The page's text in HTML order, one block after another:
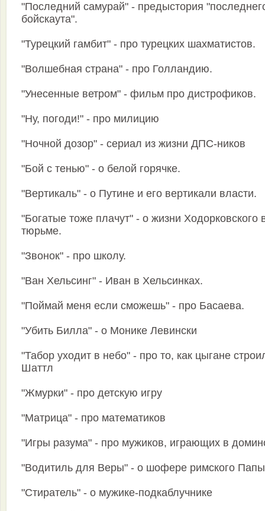
"Последний самурай" - предыстория
бойскаута".
"Турецкий гамбит" - про турецких шахматистов.
"Волшебная страна" - про Голландию.
"Унесенные ветром" - фильм про дистрофиков.
"Ну, погоди!" - про милицию
"Ночной дозор" - сериал из жизни ДПС-ников
"Бой с тенью" - о белой горячке.
"Вертикаль" - о Путине и его вертикали власти.
"Богатые тоже плачут" - о жизни Ходорковского
тюрьме.
"Звонок" - про школу.
"Ван Хельсинг" - Иван в Хельсинках.
"Поймай меня если сможешь" - про Басаева.
"Убить Билла" - о Монике Левински
"Табор уходит в небо" - про то, как цыгане
Шаттл
"Жмурки" - про детскую игру
"Матрица" - про математиков
"Игры разума" - про мужиков, играющих в
"Водитиль для Веры" - о шофере римского
"Стиратель" - о мужике-подкаблучнике